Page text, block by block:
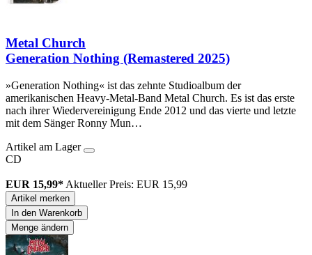
Metal Church
Generation Nothing (Remastered 2025)
»Generation Nothing« ist das zehnte Studioalbum der
amerikanischen Heavy-Metal-Band Metal Church. Es ist das erste
nach ihrer Wiedervereinigung Ende 2012 und das vierte und letzte
mit dem Sänger Ronny Mun…
Artikel am Lager
CD
EUR 15,99* Aktueller Preis: EUR 15,99
Artikel merken
In den Warenkorb
Menge ändern